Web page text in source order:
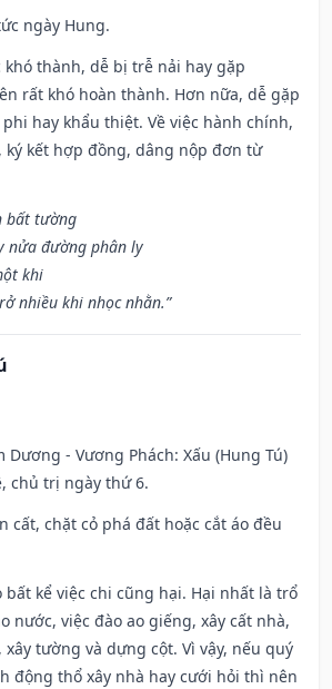
ngày Hung.
khó thành, dễ bị trễ nải hay gặp
rất khó hoàn thành. Hơn nữa, dễ gặp
hay khẩu thiệt. Về việc hành chính,
ký kết hợp đồng, dâng nộp đơn từ
bất tường
nửa đường phân ly
khi
nhiều khi nhọc nhằn.”
Dương - Vương Phách: Xấu (Hung Tú)
chủ trị ngày thứ 6.
cất, chặt cỏ phá đất hoặc cắt áo đều
bất kể việc chi cũng hại. Hại nhất là trổ
nước, việc đào ao giếng, xây cất nhà,
tường và dựng cột. Vì vậy, nếu quý
động thổ xây nhà hay cưới hỏi thì nên